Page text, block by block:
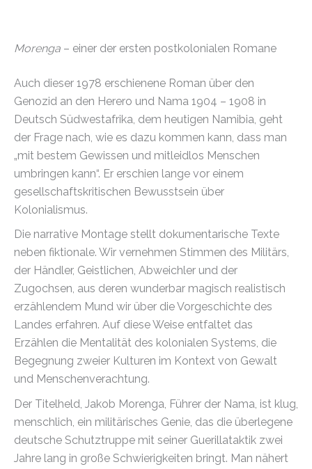
Morenga – einer der ersten postkolonialen Romane
Auch dieser 1978 erschienene Roman über den
Genozid an den Herero und Nama 1904 – 1908 in
Deutsch Südwestafrika, dem heutigen Namibia, geht
der Frage nach, wie es dazu kommen kann, dass man
„mit bestem Gewissen und mitleidlos Menschen
umbringen kann“. Er erschien lange vor einem
gesellschaftskritischen Bewusstsein über
Kolonialismus.
Die narrative Montage stellt dokumentarische Texte
neben fiktionale. Wir vernehmen Stimmen des Militärs,
der Händler, Geistlichen, Abweichler und der
Zugochsen, aus deren wunderbar magisch realistisch
erzählendem Mund wir über die Vorgeschichte des
Landes erfahren. Auf diese Weise entfaltet das
Erzählen die Mentalität des kolonialen Systems, die
Begegnung zweier Kulturen im Kontext von Gewalt
und Menschenverachtung.
Der Titelheld, Jakob Morenga, Führer der Nama, ist klug,
menschlich, ein militärisches Genie, das die überlegene
deutsche Schutztruppe mit seiner Guerillataktik zwei
Jahre lang in große Schwierigkeiten bringt. Man nähert